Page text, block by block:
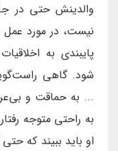
والدینش حتی در
نیست، در مورد
پایبندی به
شود. گاهی
... به حماقت و
به راحتی متوجه
او باید ببیند که